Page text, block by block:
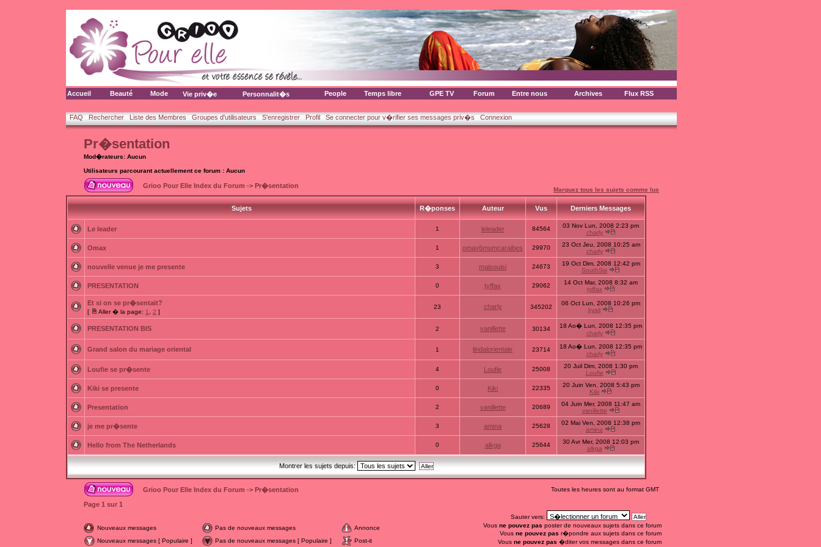
Accueil Beauté Mode Vie priv�e Personnalit�s People Temps libre GPE TV Forum Entre nous Archives Flux RSS
FAQ Rechercher Liste des Membres Groupes d'utilisateurs S'enregistrer Profil Se connecter pour v�rifier ses messages priv�s Connexion
Pr�sentation
Mod�rateurs: Aucun
Utilisateurs parcourant actuellement ce forum : Aucun
Grioo Pour Elle Index du Forum -> Pr�sentation
Marquez tous les sujets comme lus
Sujets R�ponses Auteur Vus Derniers Messages
Le leader 1 leleader 84564
03 Nov Lun, 2008 2:23 pm
charly
Omax 1 omax6mumcaraibes 29970
23 Oct Jeu, 2008 10:25 am
charly
nouvelle venue je me presente 3 maisouisi 24673
19 Oct Dim, 2008 12:42 pm
SouthSis
PRESENTATION 0 tyffax 29062
14 Oct Mar, 2008 8:32 am
tyffax
Et si on se pr�sentait?
[ Aller � la page: 1 2 ]
23 charly 345202
06 Oct Lun, 2008 10:26 pm
kyali
PRESENTATION BIS 2 vanillette 30134
18 Ao� Lun, 2008 12:35 pm
charly
Grand salon du mariage oriental 1 lindalorientale 23714
18 Ao� Lun, 2008 12:35 pm
charly
Loufie se pr�sente 4 Loufie 25008
20 Juil Dim, 2008 1:30 pm
Loufie
Kiki se presente 0 Kiki 22335
20 Juin Ven, 2008 5:43 pm
Kiki
Presentation 2 vanillette 20689
04 Juin Mer, 2008 11:47 am
vanillette
je me pr�sente 3 amina 25628
02 Mai Ven, 2008 12:38 pm
amina
Hello from The Netherlands 0 alkga 25644
30 Avr Mer, 2008 12:03 pm
alkga
Montrer les sujets depuis:
Grioo Pour Elle Index du Forum -> Pr�sentation Toutes les heures sont au format GMT
Page 1 sur 1
Sauter vers:
Nouveaux messages
Pas de nouveaux messages
Annonce
Nouveaux messages [ Populaire ]
Pas de nouveaux messages [ Populaire ] Post-it
Vous ne pouvez pas poster de nouveaux sujets dans ce forum
Vous ne pouvez pas r�pondre aux sujets dans ce forum
Vous ne pouvez pas �diter vos messages dans ce forum